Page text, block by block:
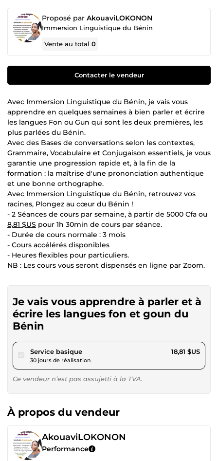
Proposé par AkouaviLOKONON
Immersion Linguistique du Bénin
Vente au total0
Contacter le vendeur
Avec Immersion Linguistique du Bénin, je vais vous
apprendre en quelques semaines à bien parler et écrire
les langues Fon ou Gun qui sont les deux premières, les
plus parlées du Bénin.
Avec des Bases de conversations selon les contextes,
Grammaire, Vocabulaire et Conjugaison essentiels, je vous
garantie une progression rapide et, à la fin de la
formation : la maîtrise d'une prononciation authentique
et une bonne orthographe.
Avec Immersion Linguistique du Bénin, retrouvez vos
racines, Plongez au cœur du Bénin !
- 2 Séances de cours par semaine, à partir de 5000 Cfa ou
8,81 $US pour 1h 30min de cours par séance.
- Durée de cours normale : 3 mois
- Cours accélérés disponibles
- Heures flexibles pour particuliers.
NB : Les cours vous seront dispensés en ligne par Zoom.
Je vais vous apprendre à parler et à
écrire les langues fon et goun du
Bénin
Service basiquepour 17,34 $US
30 jours de réalisation
18,81 $US
Ce vendeur n’est pas assujetti à la TVA.
À propos du vendeur
AkouaviLOKONON
Performance